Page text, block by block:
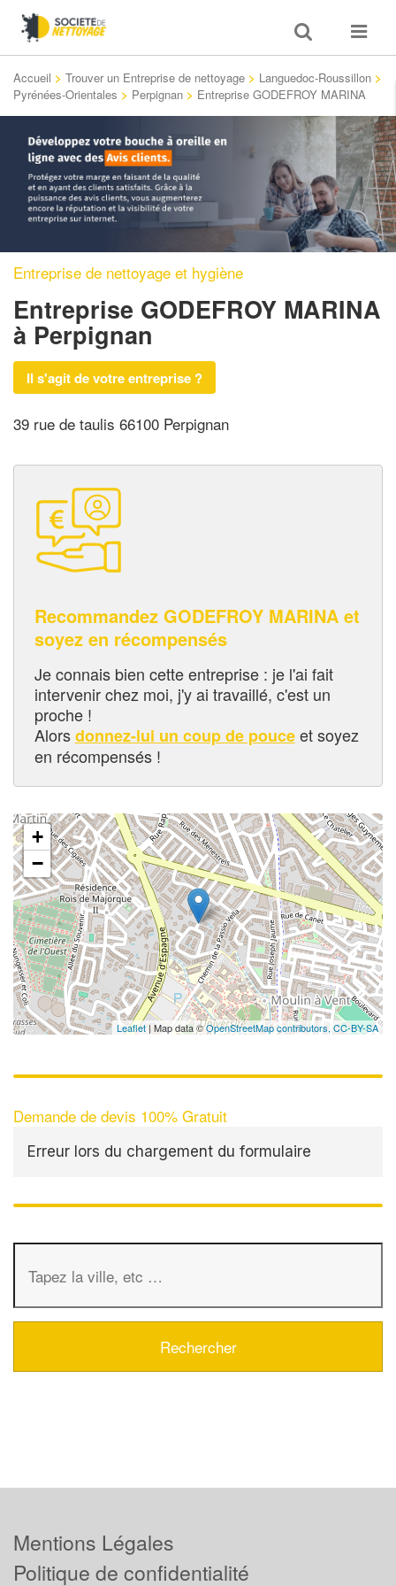
Toggle
search
Toggle
Accueil > Trouver un Entreprise de nettoyage > Languedoc-Roussillon >
Pyrénées-Orientales > Perpignan > Entreprise GODEFROY MARINA
Entreprise de nettoyage et hygiène
Entreprise GODEFROY MARINA
à Perpignan
Il s'agit de votre entreprise ?
39 rue de taulis 66100 Perpignan
Recommandez GODEFROY MARINA et
soyez en récompensés
Je connais bien cette entreprise : je l'ai fait
intervenir chez moi, j'y ai travaillé, c'est un
proche !
Alorsdonnez-lui un coup de pouceet soyez
en récompensés !
+
−
Leaflet | Map data ©OpenStreetMap contributors, CC-BY-SA
Demande de devis 100% Gratuit
Erreur lors du chargement du formulaire
Mentions Légales
Politique de confidentialité